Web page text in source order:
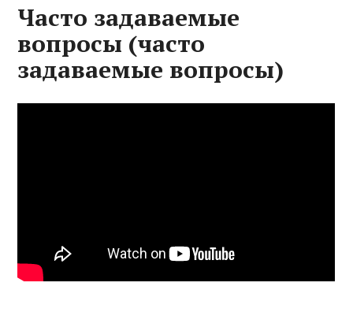
Часто задаваемые
вопросы (часто
задаваемые вопросы)